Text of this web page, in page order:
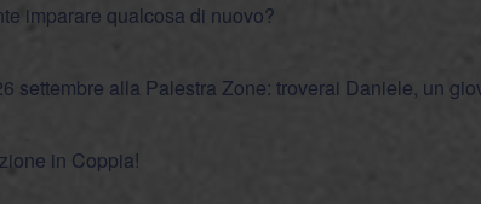
imparare qualcosa di nuovo?
settembre alla Palestra Zone: troverai Daniele, un
in Coppia!